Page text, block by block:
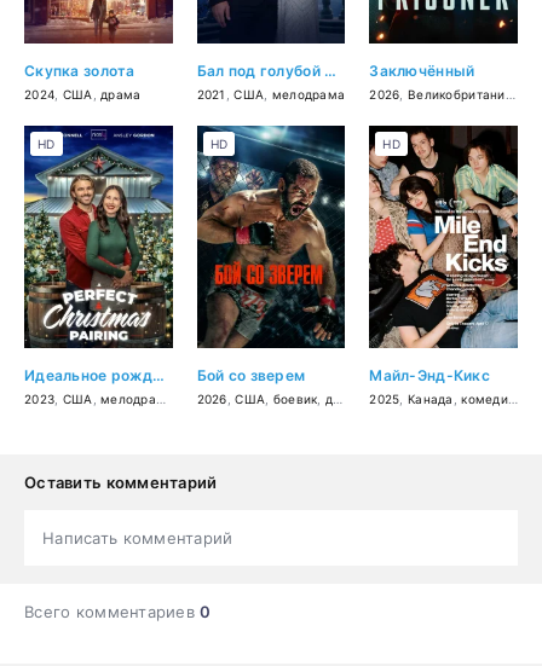
Скупка золота
2024 США драма
Бал под голубой луной
2021 ,США мелодрама
Заключённый
2026 Великобритания
Идеальное рождественское сочетание
2023 США ,мелодрама
HD
Бой со зверем
2026 ,США боевик драма ,спорт
HD
Майл-Энд-Кикс
2025 Канада ,комедия
HD
Оставить комментарий
Написать комментарий
Всего комментариев0